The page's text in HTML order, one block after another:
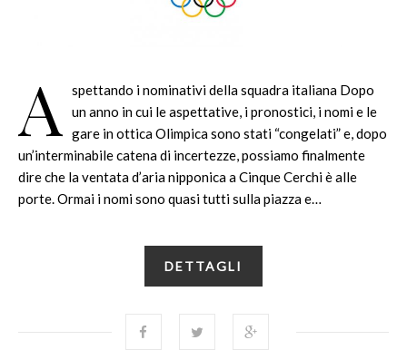
A
spettando i nominativi della squadra italiana Dopo
un anno in cui le aspettative, i pronostici, i nomi e le
gare in ottica Olimpica sono stati “congelati” e, dopo
un’interminabile catena di incertezze, possiamo finalmente
dire che la ventata d’aria nipponica a Cinque Cerchi è alle
porte. Ormai i nomi sono quasi tutti sulla piazza e…
DETTAGLI